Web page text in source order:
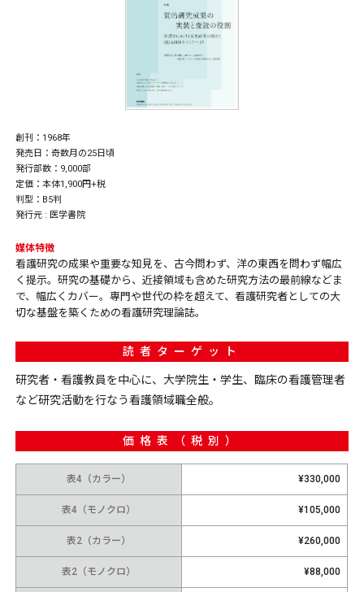
創刊：1968年
発売日：奇数月の25日頃
発行部数：9,000部
定価：本体1,900円+税
判型：B5判
発行元 : 医学書院
媒体特徴
看護研究の成果や重要な知見を、古今問わず、洋の東西を問わず幅広
く提示。研究の基礎から、近接領域も含めた研究方法の最前線などま
で、幅広くカバー。専門や世代の枠を超えて、看護研究者としての大
切な基盤を築くための看護研究理論誌。
読者ターゲット
研究者・看護教員を中心に、大学院生・学生、臨床の看護管理者
など研究活動を行なう看護領域職全般。
価格表（税別）
表4（カラー） ¥330,000
表4（モノクロ） ¥105,000
表2（カラー） ¥260,000
表2（モノクロ） ¥88,000